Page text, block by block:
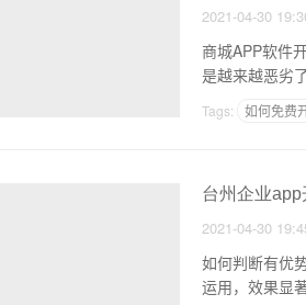
2021-04-30
商城APP软件
是越来越恶劣
Tags: 如何免费
台州企业
2021-04-30
如何判断有优
运用，效果显